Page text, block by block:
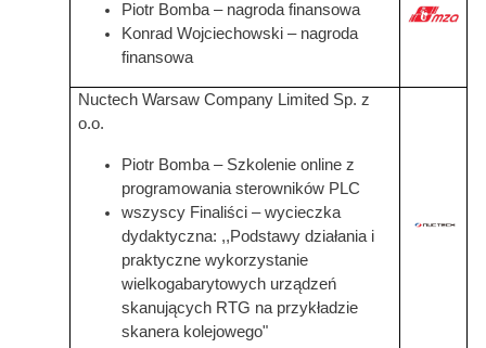
Piotr Bomba – nagroda finansowa
Konrad Wojciechowski – nagroda
finansowa
Grafika
Nuctech Warsaw Company Limited Sp. z
o.o.
Piotr Bomba – Szkolenie online z
programowania sterowników PLC
wszyscy Finaliści – wycieczka
dydaktyczna: ,,Podstawy działania i
praktyczne wykorzystanie
wielkogabarytowych urządzeń
skanujących RTG na przykładzie
skanera kolejowego"